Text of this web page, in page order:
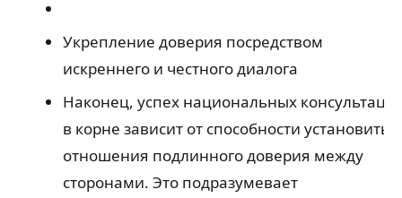
Укрепление доверия посредством
искреннего и честного диалога
Наконец, успех национальных
в корне зависит от способности установить
отношения подлинного доверия между
сторонами. Это подразумевает